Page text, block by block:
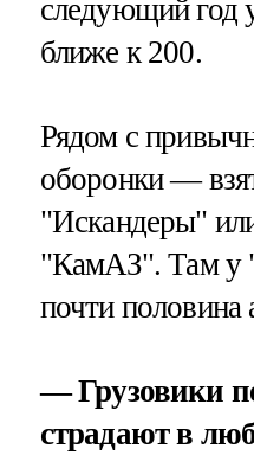
следующий год
ближе к 200.
Рядом с
оборонки —
"Искандеры"
"КамАЗ". Там у
почти половина
— Грузовики
страдают в